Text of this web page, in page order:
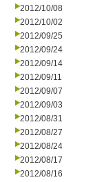
2012/10/08
2012/10/02
2012/09/25
2012/09/24
2012/09/14
2012/09/11
2012/09/07
2012/09/03
2012/08/31
2012/08/27
2012/08/24
2012/08/17
2012/08/16